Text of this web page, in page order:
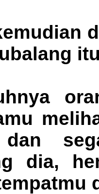
dan
dia,